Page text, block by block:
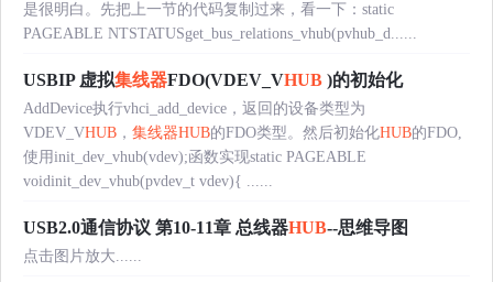
是很明白。先把上一节的代码复制过来，看一下：static
PAGEABLE NTSTATUSget_bus_relations_vhub(pvhub_d......
USBIP 虚拟集线器FDO(VDEV_VHUB )的初始化
AddDevice执行vhci_add_device，返回的设备类型为
VDEV_VHUB ， 集线器HUB的FDO类型。然后初始化HUB的FDO,
使用init_dev_vhub(vdev);函数实现static PAGEABLE
voidinit_dev_vhub(pvdev_t vdev){ ......
USB2.0通信协议 第10-11章 总线器HUB--思维导图
点击图片放大......